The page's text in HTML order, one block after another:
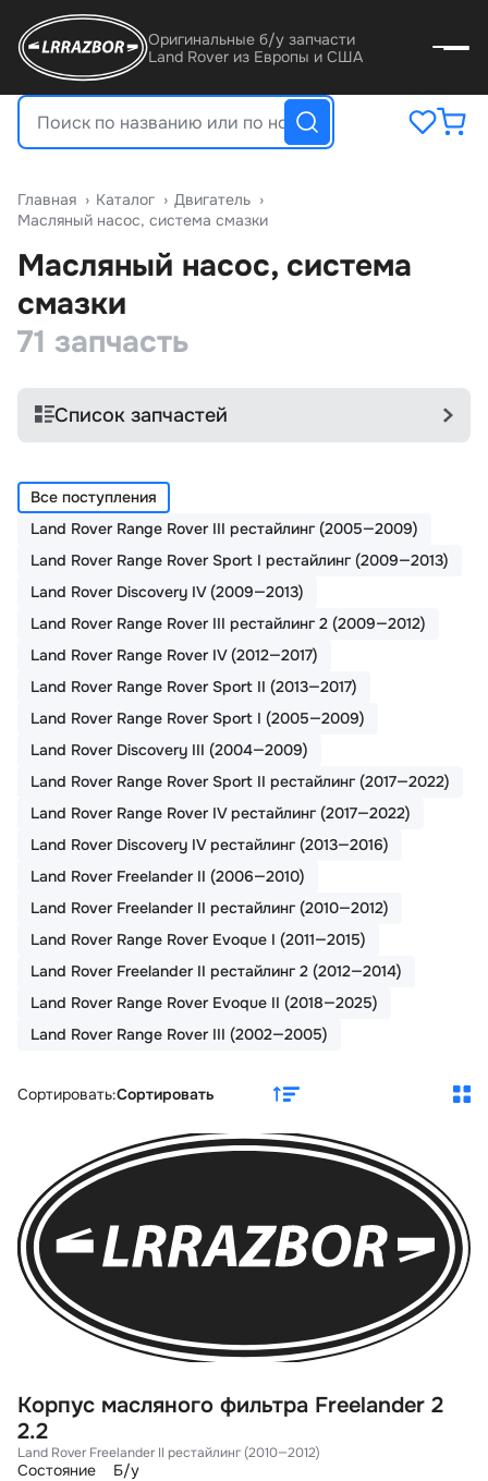
Оригинальные б/у запчасти
Land Rover из Европы и США
Главная › Катало › Двигатель ›
Масляный насос, система смазки
Масляный насос, система
смазки
71 запчасть
Список запчастей
Все поступления
Land Rover Range Rover III рестайлинг (2005—2009)
Land Rover Range Rover Sport I рестайлинг (2009—2013)
Land Rover Discovery IV (2009—2013)
Land Rover Range Rover III рестайлинг 2 (2009—2012)
Land Rover Range Rover IV (2012—2017)
Land Rover Range Rover Sport II (2013—2017)
Land Rover Range Rover Sport I (2005—2009)
Land Rover Discovery III (2004—2009)
Land Rover Range Rover Sport II рестайлинг (2017—2022)
Land Rover Range Rover IV рестайлинг (2017—2022)
Land Rover Discovery IV рестайлинг (2013—2016)
Land Rover Freelander II (2006—2010)
Land Rover Freelander II рестайлинг (2010—2012)
Land Rover Range Rover Evoque I (2011—2015)
Land Rover Freelander II рестайлинг 2 (2012—2014)
Land Rover Range Rover Evoque II (2018—2025)
Land Rover Range Rover III (2002—2005)
Сортировать:Сортировать
Корпус масляного фильтра Freelander 2
2.2
Land Rover Freelander II рестайлинг (2010—2012)
Состояние
Б/у